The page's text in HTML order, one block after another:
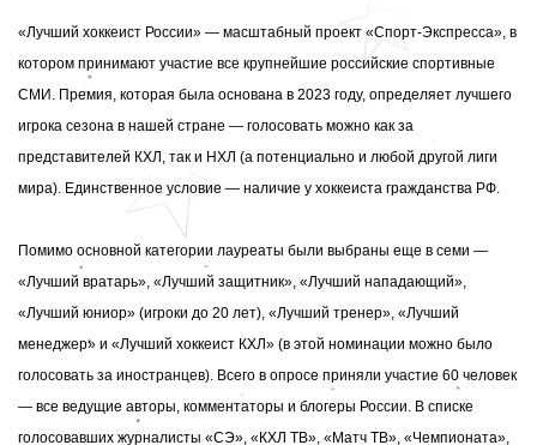
«Лучший хоккеист России» — масштабный проект «Спорт-Экспресса», в
котором принимают участие все крупнейшие российские спортивные
СМИ. Премия, которая была основана в 2023 году, определяет лучшего
игрока сезона в нашей стране — голосовать можно как за
представителей КХЛ, так и НХЛ (а потенциально и любой другой лиги
мира). Единственное условие — наличие у хоккеиста гражданства РФ.
Помимо основной категории лауреаты были выбраны еще в семи —
«Лучший вратарь», «Лучший защитник», «Лучший нападающий»,
«Лучший юниор» (игроки до 20 лет), «Лучший тренер», «Лучший
менеджер» и «Лучший хоккеист КХЛ» (в этой номинации можно было
голосовать за иностранцев). Всего в опросе приняли участие 60 человек
— все ведущие авторы, комментаторы и блогеры России. В списке
голосовавших журналисты «СЭ», «КХЛ ТВ», «Матч ТВ», «Чемпионата»,